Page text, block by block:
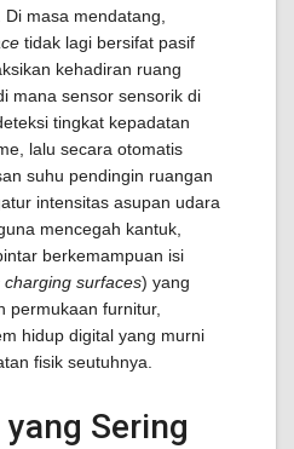
Di masa mendatang,
tidak lagi bersifat pasif
kehadiran ruang
mana sensor sensorik di
tingkat kepadatan
lalu secara otomatis
suhu pendingin ruangan
intensitas asupan udara
mencegah kantuk,
berkemampuan isi
charging surfaces) yang
permukaan furnitur,
hidup digital yang murni
fisik seutuhnya.
Sering